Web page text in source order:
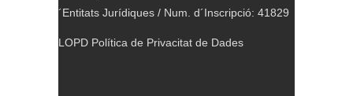
´Entitats Jurídiques / Num. d´Inscripció: 41829
LOPD Política de Privacitat de Dades